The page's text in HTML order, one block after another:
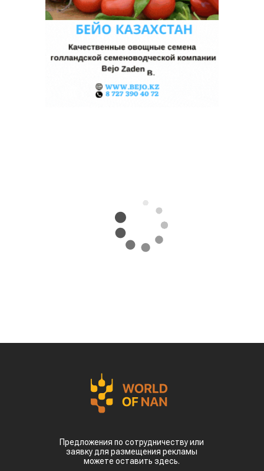
Предложения по сотрудничеству или
заявку для размещения рекламы
можете оставить здесь.